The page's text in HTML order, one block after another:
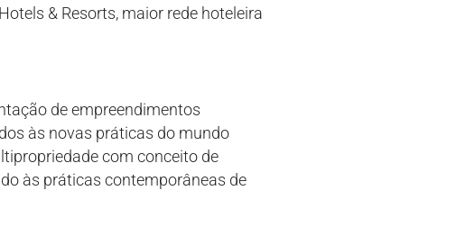
& Resorts, maior rede hoteleira
de empreendimentos
às novas práticas do mundo
com conceito de
às práticas contemporâneas de